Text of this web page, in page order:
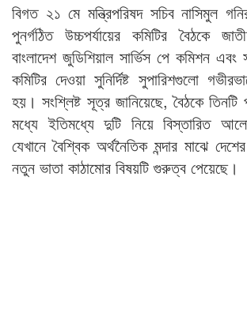
বিগত ২১ মে মন্ত্রিপরিষদ সচিব নাসিমুল
পুনর্গঠিত উচ্চপর্যায়ের কমিটির বৈঠকে
বাংলাদেশ জুডিশিয়াল সার্ভিস পে কমিশন এবং
কমিটির দেওয়া সুনির্দিষ্ট সুপারিশগুলো
হয়। সংশ্লিষ্ট সূত্র জানিয়েছে, বৈঠকে তিনটি
মধ্যে ইতিমধ্যে দুটি নিয়ে বিস্তারিত
যেখানে বৈশ্বিক অর্থনৈতিক মন্দার মাঝে
নতুন ভাতা কাঠামোর বিষয়টি গুরুত্ব পেয়েছে।